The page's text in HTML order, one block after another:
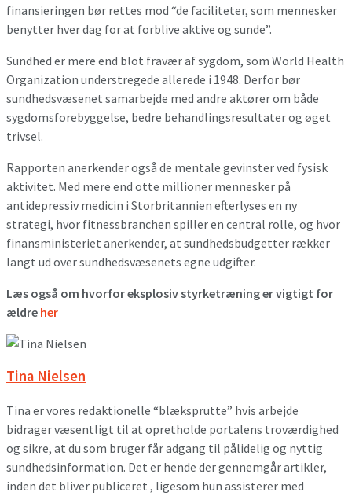
finansieringen bør rettes mod “de faciliteter, som mennesker
benytter hver dag for at forblive aktive og sunde”.
Sundhed er mere end blot fravær af sygdom, som World Health
Organization understregede allerede i 1948. Derfor bør
sundhedsvæsenet samarbejde med andre aktører om både
sygdomsforebyggelse, bedre behandlingsresultater og øget
trivsel.
Rapporten anerkender også de mentale gevinster ved fysisk
aktivitet. Med mere end otte millioner mennesker på
antidepressiv medicin i Storbritannien efterlyses en ny
strategi, hvor fitnessbranchen spiller en central rolle, og hvor
finansministeriet anerkender, at sundhedsbudgetter rækker
langt ud over sundhedsvæsenets egne udgifter.
Læs også om hvorfor eksplosiv styrketræning er vigtigt for
ældre her
Tina Nielsen
Tina er vores redaktionelle “blæksprutte” hvis arbejde
bidrager væsentligt til at opretholde portalens troværdighed
og sikre, at du som bruger får adgang til pålidelig og nyttig
sundhedsinformation. Det er hende der gennemgår artikler,
inden det bliver publiceret , ligesom hun assisterer med